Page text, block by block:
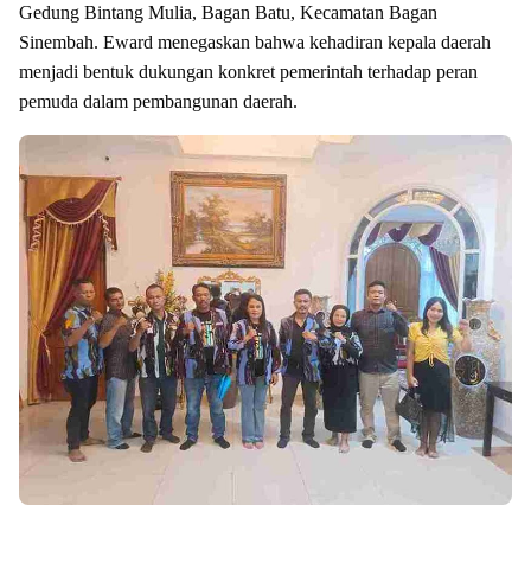
Gedung Bintang Mulia, Bagan Batu, Kecamatan Bagan
Sinembah. Eward menegaskan bahwa kehadiran kepala daerah
menjadi bentuk dukungan konkret pemerintah terhadap peran
pemuda dalam pembangunan daerah.